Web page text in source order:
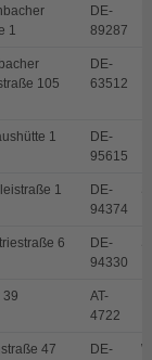
1
DE-
89287
105
DE-
63512
1
DE-
95615
1
DE-
94374
6
DE-
94330
39
AT-
4722
47
DE-